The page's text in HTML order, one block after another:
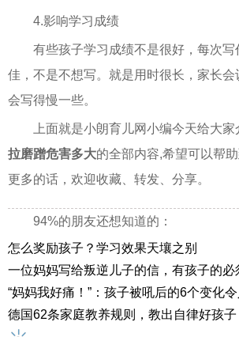
4.影响学习成绩
有些孩子学习成绩不是很好，每次写
佳，不是不想写。就是用时很长，家长会
会写得慢一些。
上面就是小朗育儿网小编今天给大
拉磨蹭危害多大的全部内容,希望可以帮
更多的话，欢迎收藏、转发、分享。
94%的朋友还想知道的：
怎么奖励孩子？学习效果天壤之别
一位妈妈写给叛逆儿子的信，有孩子的必
“妈妈我好痛！”：孩子被吼后的6个变化
德国62条家庭教养规则，教出自律好孩子